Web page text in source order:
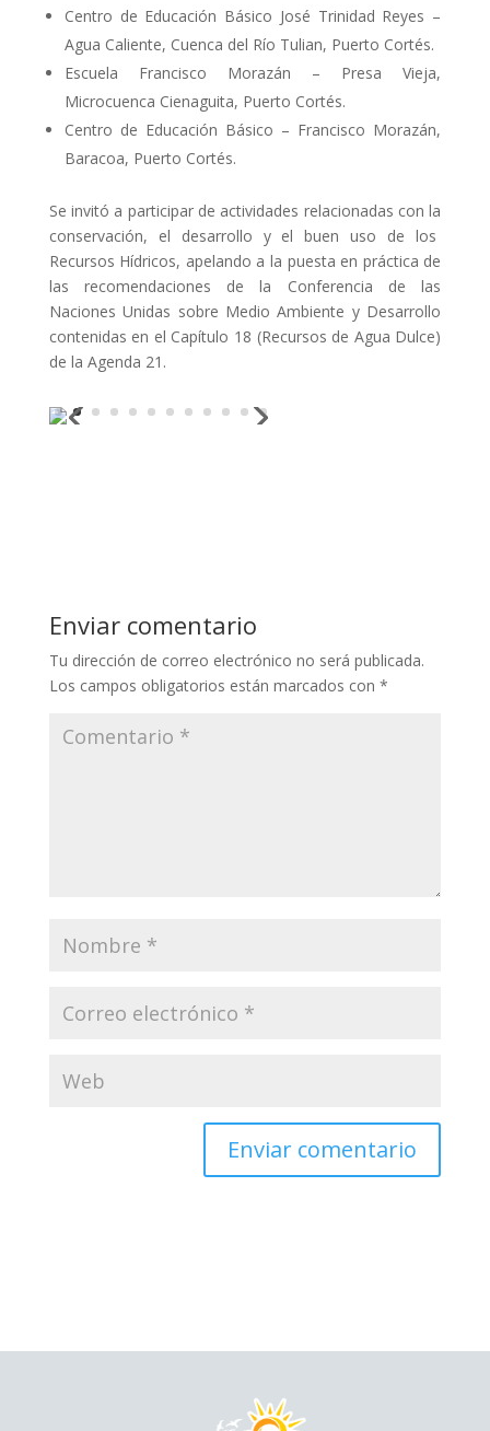
Centro de Educación Básico José Trinidad Reyes –
Agua Caliente, Cuenca del Río Tulian, Puerto Cortés.
Escuela Francisco Morazán – Presa Vieja,
Microcuenca Cienaguita, Puerto Cortés.
Centro de Educación Básico – Francisco Morazán,
Baracoa, Puerto Cortés.
Se invitó a participar de actividades relacionadas con la
conservación, el desarrollo y el buen uso de los
Recursos Hídricos, apelando a la puesta en práctica de
las recomendaciones de la Conferencia de las
Naciones Unidas sobre Medio Ambiente y Desarrollo
contenidas en el Capítulo 18 (Recursos de Agua Dulce)
de la Agenda 21.
Enviar comentario
Tu dirección de correo electrónico no será publicada.
Los campos obligatorios están marcados con *